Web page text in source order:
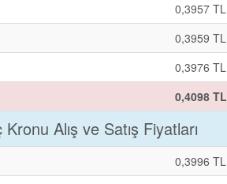
0,3957 TL
0,3959 TL
0,3976 TL
0,4098 TL
Alış ve Satış Fiyatları
0,3996 TL